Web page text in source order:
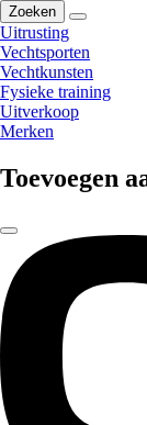
Zoeken
Uitrusting
Vechtsporten
Vechtkunsten
Fysieke training
Uitverkoop
Merken
Toevoegen